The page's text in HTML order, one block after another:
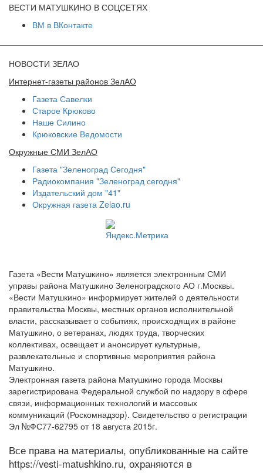
ВЕСТИ МАТУШКИНО В СОЦСЕТЯХ
ВМ в ВКонтакте
НОВОСТИ ЗЕЛАО
Интернет-газеты районов ЗелАО
Газета Савелки
Старое Крюково
Наше Силино
Крюковские Ведомости
Окружные СМИ ЗелАО
Газета "Зеленоград Сегодня"
Радиокомпания "Зеленоград сегодня"
Издательский дом "41"
Окружная газета Zelao.ru
Газета «Вести Матушкино» является электронным СМИ
управы района Матушкино Зеленоградского АО г.Москвы.
«Вести Матушкино» информирует жителей о деятельности
правительства Москвы, местных органов исполнительной
власти, рассказывает о событиях, происходящих в районе
Матушкино, о ветеранах, людях труда, творческих
коллективах, освещает и анонсирует культурные,
развлекательные и спортивные мероприятия района
Матушкино.
Электронная газета района Матушкино города Москвы
зарегистрирована Федеральной службой по надзору в сфере
связи, информационных технологий и массовых
коммуникаций (Роскомнадзор). Свидетельство о регистрации
Эл №ФС77-62795 от 18 августа 2015г.
Все права на материалы, опубликованные на сайте
https://vesti-matushkino.ru, охраняются в